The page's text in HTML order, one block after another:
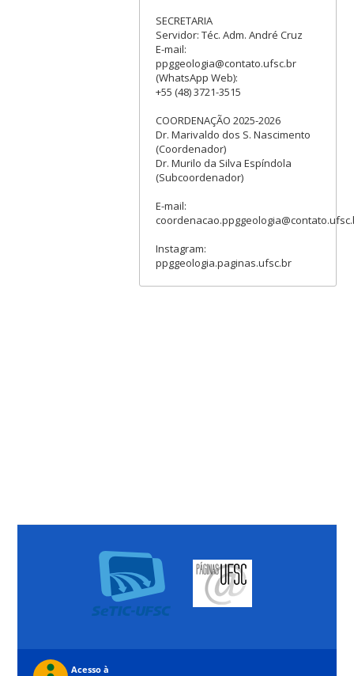
SECRETARIA
Servidor: Téc. Adm. André Cruz
E-mail:
ppggeologia@contato.ufsc.br
(WhatsApp Web):
+55 (48) 3721-3515
COORDENAÇÃO 2025-2026
Dr. Marivaldo dos S. Nascimento
(Coordenador)
Dr. Murilo da Silva Espíndola
(Subcoordenador)
E-mail:
Instagram:
ppggeologia.paginas.ufsc.br